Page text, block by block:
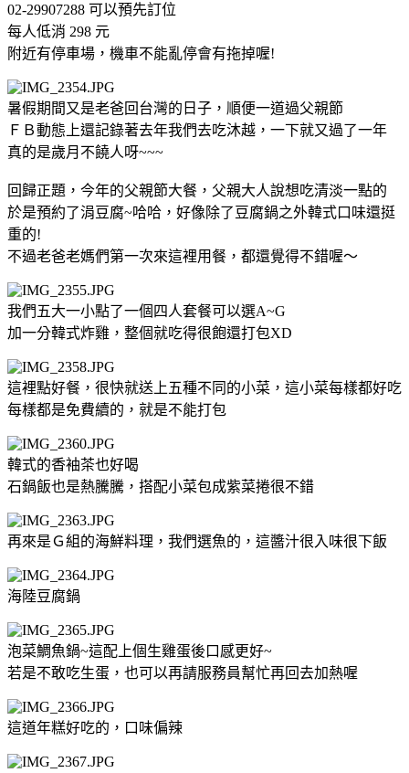
02-29907288 可以預先訂位
每人低消 298 元
附近有停車場，機車不能亂停會有拖掉喔!
暑假期間又是老爸回台灣的日子，順便一道過父親節
ＦＢ動態上還記錄著去年我們去吃沐越，一下就又過了一年
真的是歲月不饒人呀~~~
回歸正題，今年的父親節大餐，父親大人說想吃清淡一點的
於是預約了涓豆腐~哈哈，好像除了豆腐鍋之外韓式口味還挺
重的!
不過老爸老媽們第一次來這裡用餐，都還覺得不錯喔～
我們五大一小點了一個四人套餐可以選A~G
加一分韓式炸雞，整個就吃得很飽還打包XD
這裡點好餐，很快就送上五種不同的小菜，這小菜每樣都好吃
每樣都是免費續的，就是不能打包
韓式的香袖茶也好喝
石鍋飯也是熱騰騰，搭配小菜包成紫菜捲很不錯
再來是Ｇ組的海鮮料理，我們選魚的，這醬汁很入味很下飯
海陸豆腐鍋
泡菜鯛魚鍋~這配上個生雞蛋後口感更好~
若是不敢吃生蛋，也可以再請服務員幫忙再回去加熱喔
這道年糕好吃的，口味偏辣